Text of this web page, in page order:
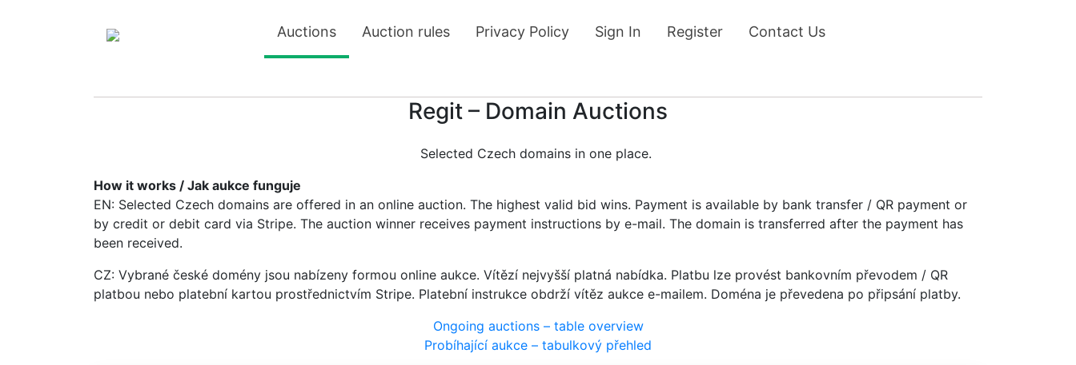
Auctions Auction rules Privacy Policy Sign In Register Contact Us
Regit – Domain Auctions
Selected Czech domains in one place.
How it works / Jak aukce funguje
EN: Selected Czech domains are offered in an online auction. The highest valid bid wins. Payment is available by bank transfer / QR payment or
by credit or debit card via Stripe. The auction winner receives payment instructions by e-mail. The domain is transferred after the payment has
been received.
CZ: Vybrané české domény jsou nabízeny formou online aukce. Vítězí nejvyšší platná nabídka. Platbu lze provést bankovním převodem / QR
platbou nebo platební kartou prostřednictvím Stripe. Platební instrukce obdrží vítěz aukce e-mailem. Doména je převedena po připsání platby.
Ongoing auctions – table overview
Probíhající aukce – tabulkový přehled